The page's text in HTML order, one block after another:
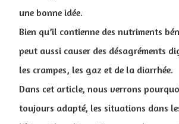
une bonne idée.
Bien qu’il contienne des nutriments
peut aussi causer des désagréments
les crampes, les gaz et de la diarrhée.
Dans cet article, nous verrons
toujours adapté, les situations dans